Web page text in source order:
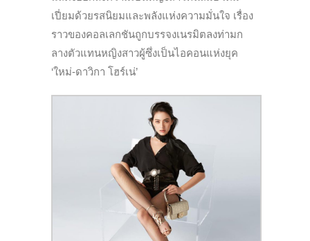
เปี่ยมด้วยรสนิยมและพลังแห่งความมั่นใจ เรื่อง
ราวของคอลเลกชันถูกบรรจงเนรมิตลงท่ามก
ลางตัวแทนหญิงสาวผู้ซึ่งเป็นไอคอนแห่งยุค
‘ใหม่-ดาวิกา โฮร์เน่’